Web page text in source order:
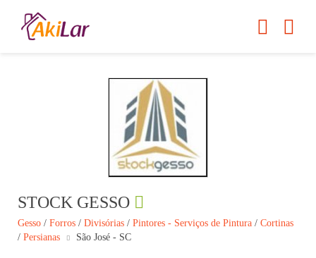
STOCK GESSO
Gesso / Forros / Divisórias / Pintores - Serviços de Pintura / Cortinas
/ Persianas São José - SC